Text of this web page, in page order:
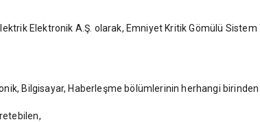
Elektronik A.Ş. olarak, Emniyet Kritik Gömülü
Bilgisayar, Haberleşme bölümlerinin herhangi